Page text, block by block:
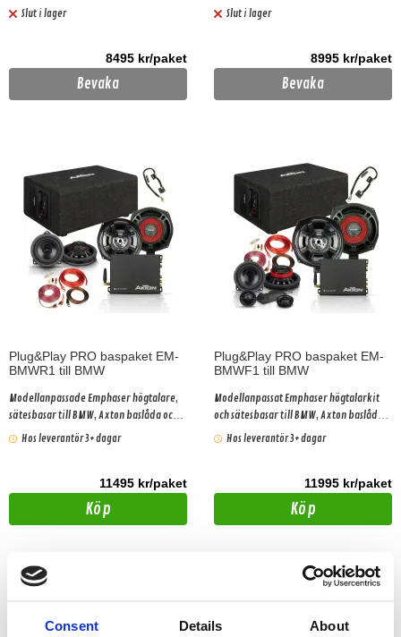
Consent Details About
slutsteg med inbyggd processor plus
Slut i lager
8495 kr/paket
Bevaka
slutsteg med inbyggd processor plus
Slut i lager
8995 kr/paket
Bevaka
Plug&Play PRO baspaket EM-
BMWR1 till BMW
Modellanpassade Emphaser högtalare,
sätesbasar till BMW, Axton baslåda och
4-kanals slutsteg med inbyggd
Hos leverantör 3+ dagar
11495 kr/paket
Köp
Plug&Play PRO baspaket EM-
BMWF1 till BMW
Modellanpassat Emphaser högtalarkit
och sätesbasar till BMW, Axton baslåda
och 4-kanals slutsteg med inbyggd
Hos leverantör 3+ dagar
11995 kr/paket
Köp